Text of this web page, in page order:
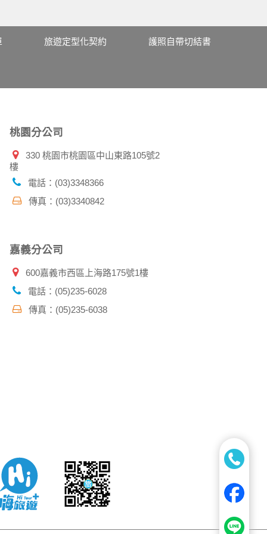
旅遊定型化契約 護照自帶切結書
桃園分公司
330 桃園市桃園區中山東路105號2
樓
電話：(03)3348366
傳真：(03)3340842
嘉義分公司
600嘉義市西區上海路175號1樓
電話：(05)235-6028
傳真：(05)235-6038